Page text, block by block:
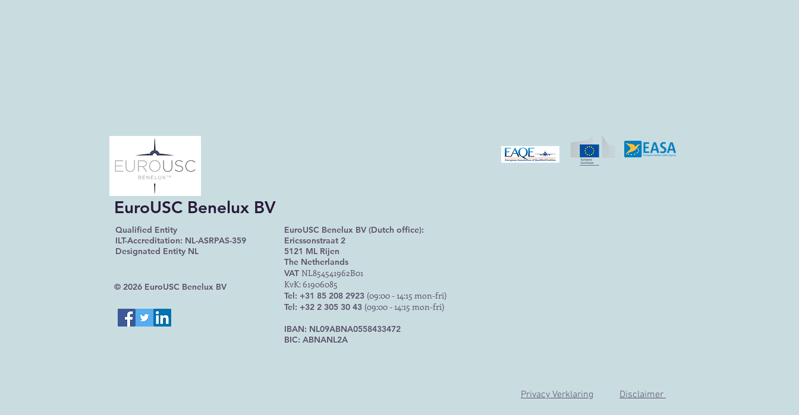
EuroUSC Benelux BV
Qualified Entity
ILT-Accreditation: NL-ASRPAS-359
Designated Entity NL
© 2026 EuroUSC Benelux BV
EuroUSC Benelux BV (Dutch office):
Ericssonstraat 2
5121 ML Rijen
The Netherlands
VAT NL854541962B01
KvK: 61906085
Tel: +31 85 208 2923 (09:00 - 14:15 mon-fri)
Tel: +32 2 305 30 43 (09:00 - 14:15 mon-fri)
IBAN: NL09ABNA0558433472
BIC: ABNANL2A
Disclaimer
Privacy Verklaring